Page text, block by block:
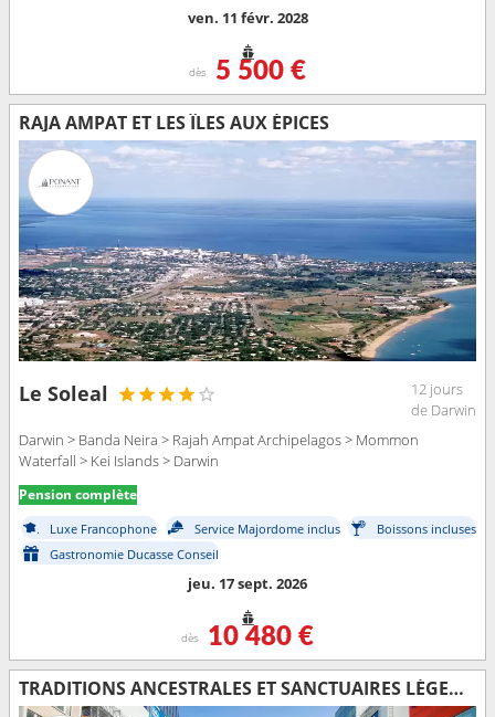
ven. 11 févr. 2028
dès 5 500 €
RAJA AMPAT ET LES ÎLES AUX ÉPICES
Le Soleal
12 jours
de Darwin
Darwin > Banda Neira > Rajah Ampat Archipelagos > Mommon
Waterfall > Kei Islands > Darwin
Pension complète
Luxe Francophone Service Majordome inclus
Boissons incluses
Gastronomie Ducasse Conseil
jeu. 17 sept. 2026
dès 10 480 €
TRADITIONS ANCESTRALES ET SANCTUAIRES LÉGENDAIRES NIPPONS